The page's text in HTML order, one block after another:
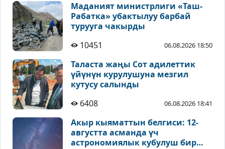
Маданият министрлиги «Таш-
Рабатка» убактылуу барбай
турууга чакырды
10451
06.08.2026 18:50
Таласта жаңы Сот адилеттик
үйүнүн курулушуна мезгил
кутусу салынды
6408
06.08.2026 18:41
Акыр кыяматтын белгиси: 12-
августта асманда үч
астрономиялык кубулуш бир